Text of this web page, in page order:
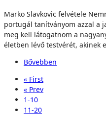
Marko Slavkovic felvétele
portugál tanítványom azzal a
meg kell látogatnom a
életben lévő testvérét, akinek
Bővebben
« First
« Prev
1-10
11-20